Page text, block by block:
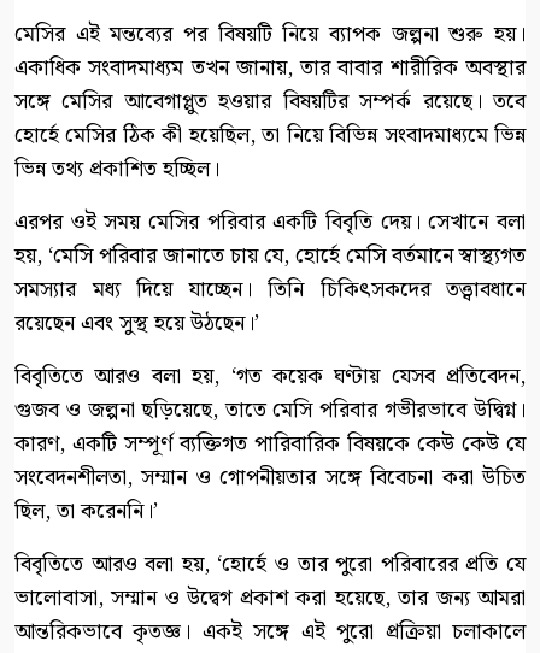
মেসির এই মন্তব্যের পর বিষয়টি নিয়ে ব্যাপক জল্পনা শুরু হয়।
একাধিক সংবাদমাধ্যম তখন জানায়, তার বাবার শারীরিক অবস্থার
সঙ্গে মেসির আবেগাপ্লুত হওয়ার বিষয়টির সম্পর্ক রয়েছে। তবে
হোর্হে মেসির ঠিক কী হয়েছিল, তা নিয়ে বিভিন্ন সংবাদমাধ্যমে ভিন্ন
ভিন্ন তথ্য প্রকাশিত হচ্ছিল।
এরপর ওই সময় মেসির পরিবার একটি বিবৃতি দেয়। সেখানে বলা
হয়, ‘মেসি পরিবার জানাতে চায় যে, হোর্হে মেসি বর্তমানে স্বাস্থ্যগত
সমস্যার মধ্য দিয়ে যাচ্ছেন। তিনি চিকিৎসকদের তত্ত্বাবধানে
রয়েছেন এবং সুস্থ হয়ে উঠছেন।’
বিবৃতিতে আরও বলা হয়, ‘গত কয়েক ঘণ্টায় যেসব প্রতিবেদন,
গুজব ও জল্পনা ছড়িয়েছে, তাতে মেসি পরিবার গভীরভাবে উদ্বিগ্ন।
কারণ, একটি সম্পূর্ণ ব্যক্তিগত পারিবারিক বিষয়কে কেউ কেউ যে
সংবেদনশীলতা, সম্মান ও গোপনীয়তার সঙ্গে বিবেচনা করা উচিত
ছিল, তা করেননি।’
বিবৃতিতে আরও বলা হয়, ‘হোর্হে ও তার পুরো পরিবারের প্রতি যে
ভালোবাসা, সম্মান ও উদ্বেগ প্রকাশ করা হয়েছে, তার জন্য আমরা
আন্তরিকভাবে কৃতজ্ঞ। একই সঙ্গে এই পুরো প্রক্রিয়া চলাকালে